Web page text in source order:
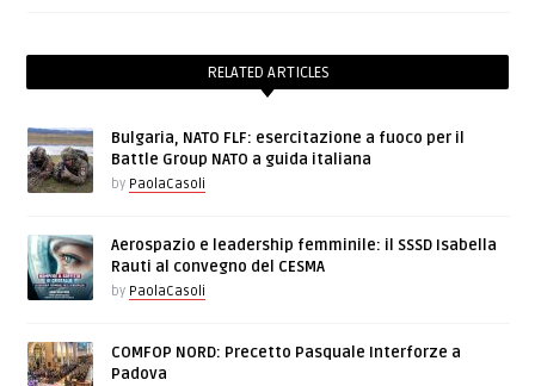
RELATED ARTICLES
Bulgaria, NATO FLF: esercitazione a fuoco per il
Battle Group NATO a guida italiana
by PaolaCasoli
Aerospazio e leadership femminile: il SSSD Isabella
Rauti al convegno del CESMA
by PaolaCasoli
COMFOP NORD: Precetto Pasquale Interforze a
Padova